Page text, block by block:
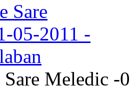
Meledic -